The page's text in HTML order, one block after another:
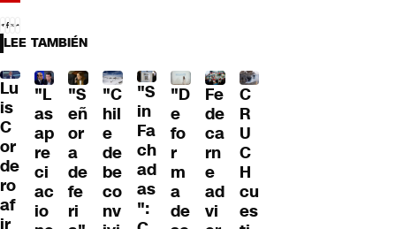
LEE TAMBIÉN
Lu
is
C
or
de
ro
af
"L
as
ap
re
ci
ac
io
"S
eñ
or
a
de
fe
ri
"C
hil
e
de
be
co
nv
"S
in
Fa
ch
ad
as
":
"D
e
fo
r
m
a
de
Fe
de
ca
rn
e
ad
vi
C
R
U
C
H
cu
es